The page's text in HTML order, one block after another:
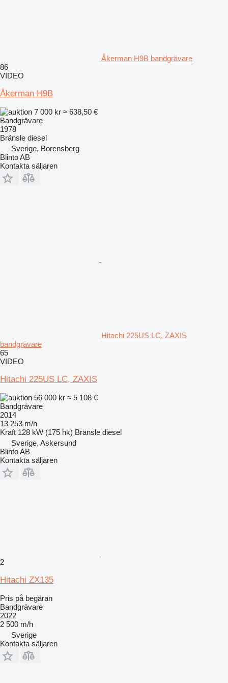
Åkerman H9B bandgrävare
86
VIDEO
Åkerman H9B
7 000 kr ≈ 638,50 €
Bandgrävare
1978
Bränsle diesel
Sverige, Borensberg
Blinto AB
Kontakta säljaren
Hitachi 225US LC, ZAXIS
bandgrävare
65
VIDEO
Hitachi 225US LC, ZAXIS
56 000 kr ≈ 5 108 €
Bandgrävare
2014
13 253 m/h
Kraft 128 kW (175 hk) Bränsle diesel
Sverige, Askersund
Blinto AB
Kontakta säljaren
2
Hitachi ZX135
Pris på begäran
Bandgrävare
2022
2 500 m/h
Sverige
Kontakta säljaren